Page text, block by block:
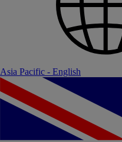
Asia Pacific - English